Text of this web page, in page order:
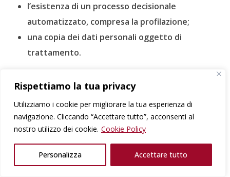
Rispettiamo la tua privacy
Utilizziamo i cookie per migliorare la tua esperienza di
navigazione. Cliccando “Accettare tutto”, acconsenti al
nostro utilizzo dei cookie. Cookie Policy
Personalizza Accettare tutto
l’esistenza di un processo decisionale
automatizzato, compresa la profilazione;
una copia dei dati personali oggetto di
trattamento.
personali
c) Diritto alla cancellazione dei dati («diritto
all’oblio») se sussiste uno dei seguenti motivi:
i dati personali non sono più necessari
rispetto alle finalità per le quali sono stati